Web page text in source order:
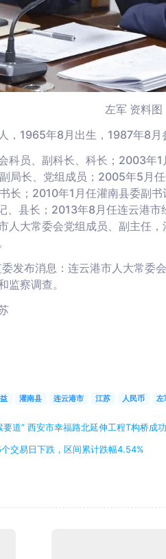
左军 资料图
，1965年8月出生，1987年8月
科员、副科长、科长；2003年
局长、党组成员；2005年5月
长；2010年1月任灌南县委副
、县长；2013年8月任连云港
人大常委会党组成员、副主任
发布消息：连云港市人大常委
监察调查。
灌南县 连云港市 江苏 人民币 左
道” 西安市幸福路北延伸工程T构桥成
交易日下跌，区间累计跌幅4.54%